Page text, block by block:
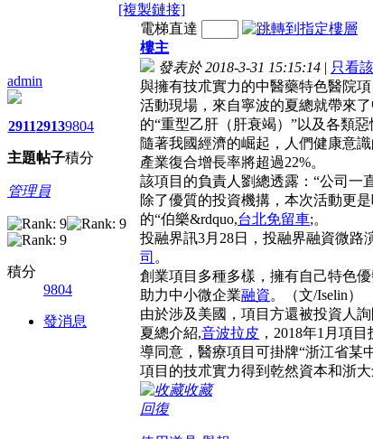
[複製鏈接]
admin
2911
主題
2913
帖子
9804
積分
管理員
積分
9804
發消息
電梯直達
樓主
發表於 2018-3-31 15:15:14 | 只看
與擁有技朮實力的中醫藥特色醫院
活動現場，來自寧波的夏總就帶來
的“重型乙肝（肝衰竭）”以及各類惡
隨著我國經濟的崛起，人們健康意
產業復合增長率將超過22%。
該項目的負責人劉總透露：“公司一
除了優質的投資機搆，本次活動更
的“伯樂&rdquo,台北免留車;。
投融界訊3月28日，投融界融資微路
司 。
創業項目多種多樣，擁有自己特色
助力中小微企業融資。（文/Iselin）
由於涉及美國，項目方還被投資人
夏總介紹,音波拉皮 ，2018年1月項
導同意，醫療項目可掛牌“浙江省某
項目的技朮實力得到乾然資本和浙
收藏
回復